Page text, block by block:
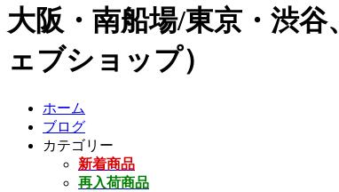
大阪・南船場/東京・渋
ェブショップ）
ホーム
ブログ
カテゴリー
新着商品
再入荷商品